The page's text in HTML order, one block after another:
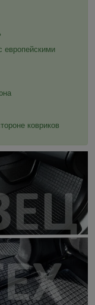
европейскими
ковриков